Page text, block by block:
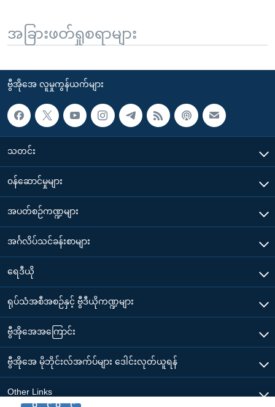
အခြားဖတ်ရှုစရာများ
ဗွီအိုအေ လူမှုကွန်ယက်များ
သတင်း
၀န်ဆောင်မှုများ
အပတ်စဉ်ကဏ္ဍများ
အင်္ဂလိပ်သင်ခန်းစာများ
ရေဒီယို
ရုပ်သံအစီအစဉ်နှင့် ဗွီဒီယိုကဏ္ဍများ
ဗွီအိုအေအကြောင်း
ဗွီအိုအေ မိုဘိုင်းလ်အက်ပ်များ ဒေါင်းလုတ်ယူရန်
Other Links